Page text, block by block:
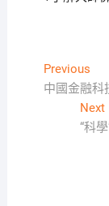
文
章
Previous
中國金融科
Next
“科